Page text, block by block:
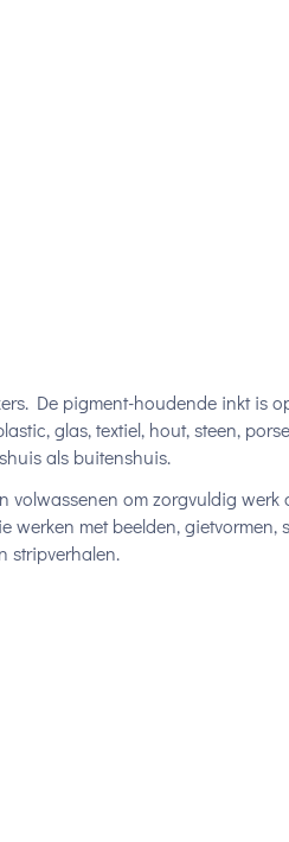
De pigment-houdende inkt is
glas, textiel, hout, steen,
als buitenshuis.
volwassenen om zorgvuldig werk
met beelden, gietvormen,
stripverhalen.